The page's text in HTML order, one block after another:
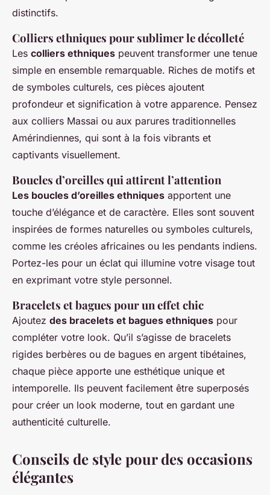
distinctifs.
Colliers ethniques pour sublimer le décolleté
Les colliers ethniques peuvent transformer une tenue
simple en ensemble remarquable. Riches de motifs et
de symboles culturels, ces pièces ajoutent
profondeur et signification à votre apparence. Pensez
aux colliers Massai ou aux parures traditionnelles
Amérindiennes, qui sont à la fois vibrants et
captivants visuellement.
Boucles d’oreilles qui attirent l’attention
Les boucles d’oreilles ethniques apportent une
touche d’élégance et de caractère. Elles sont souvent
inspirées de formes naturelles ou symboles culturels,
comme les créoles africaines ou les pendants indiens.
Portez-les pour un éclat qui illumine votre visage tout
en exprimant votre style personnel.
Bracelets et bagues pour un effet chic
Ajoutez des bracelets et bagues ethniques pour
compléter votre look. Qu’il s’agisse de bracelets
rigides berbères ou de bagues en argent tibétaines,
chaque pièce apporte une esthétique unique et
intemporelle. Ils peuvent facilement être superposés
pour créer un look moderne, tout en gardant une
authenticité culturelle.
Conseils de style pour des occasions
élégantes